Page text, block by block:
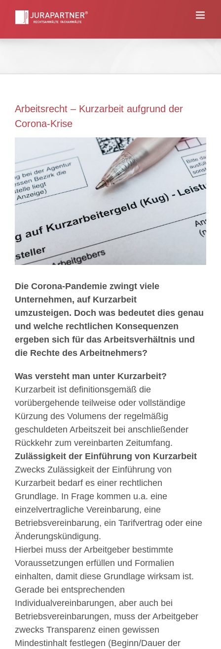
Arbeitsrecht – Kurzarbeit aufgrund der
Corona-Krise
Larger
Image
Die Corona-Pandemie zwingt viele
Unternehmen, auf Kurzarbeit
umzusteigen. Doch was bedeutet dies genau
und welche rechtlichen Konsequenzen
ergeben sich für das Arbeitsverhältnis und
die Rechte des Arbeitnehmers?
Was versteht man unter Kurzarbeit?
Kurzarbeit ist definitionsgemäß die
vorübergehende teilweise oder vollständige
Kürzung des Volumens der regelmäßig
geschuldeten Arbeitszeit bei anschließender
Rückkehr zum vereinbarten Zeitumfang.
Zulässigkeit der Einführung von Kurzarbeit
Zwecks Zulässigkeit der Einführung von
Kurzarbeit bedarf es einer rechtlichen
Grundlage. In Frage kommen u.a. eine
einzelvertragliche Vereinbarung, eine
Betriebsvereinbarung, ein Tarifvertrag oder eine
Änderungskündigung.
Hierbei muss der Arbeitgeber bestimmte
Voraussetzungen erfüllen und Formalien
einhalten, damit diese Grundlage wirksam ist.
Gerade bei entsprechenden
Individualvereinbarungen, aber auch bei
Betriebsvereinbarungen, muss der Arbeitgeber
zwecks Transparenz einen gewissen
Mindestinhalt festlegen (Beginn/Dauer der